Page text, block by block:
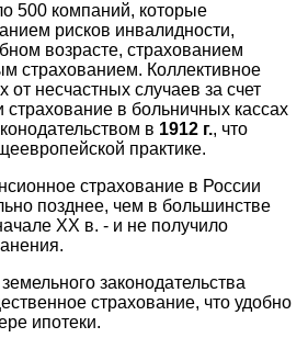
500 компаний, которые
рисков инвалидности,
возрасте, страхованием
страхованием. Коллективное
от несчастных случаев за счет
в больничных кассах
в 1912 г., что
практике.
страхование в России
позднее, чем в большинстве
XX в. - и не получило
законодательства
страхование, что удобно
ипотеки.